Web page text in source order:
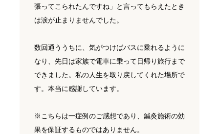
張ってこられたんですね」と言ってもらえたとき
は涙が止まりませんでした。
数回通ううちに、気がつけばバスに乗れるように
なり、先日は家族で電車に乗って日帰り旅行まで
できました。私の人生を取り戻してくれた場所で
す。本当に感謝しています。
※こちらは一症例のご感想であり、鍼灸施術の効
果を保証するものではありません。